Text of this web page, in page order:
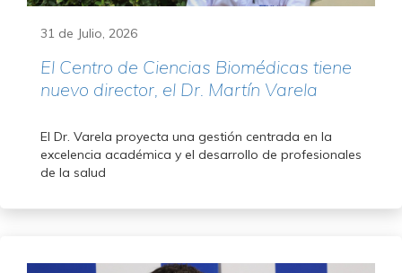
31 de Julio, 2026
El Centro de Ciencias Biomédicas tiene
nuevo director, el Dr. Martín Varela
El Dr. Varela proyecta una gestión centrada en la
excelencia académica y el desarrollo de profesionales
de la salud